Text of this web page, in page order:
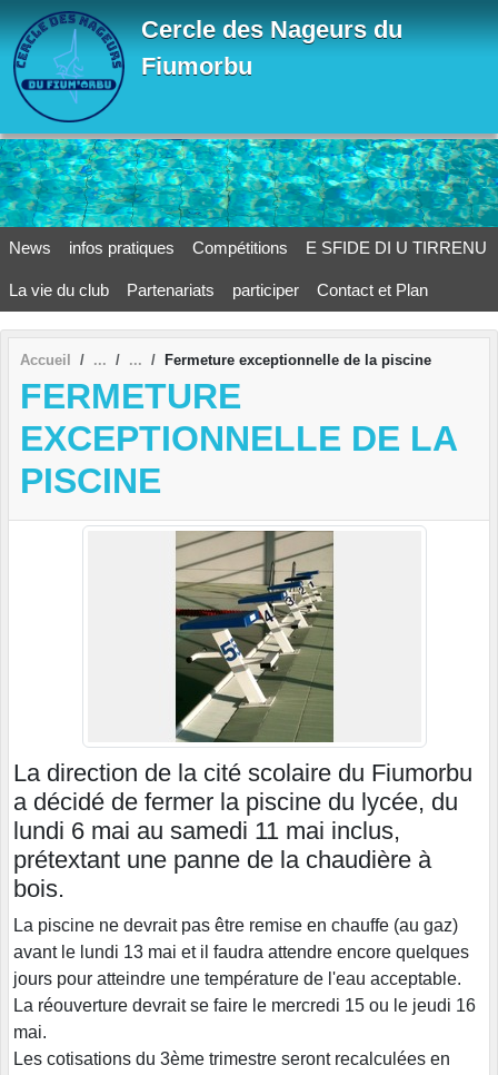
Cercle des Nageurs du
Fiumorbu
News infos pratiques Compétitions E SFIDE DI U TIRRENU
La vie du club Partenariats participer Contact et Plan
Accueil Fermeture exceptionnelle de la piscine
FERMETURE
EXCEPTIONNELLE DE LA
PISCINE
La direction de la cité scolaire du Fiumorbu
a décidé de fermer la piscine du lycée, du
lundi 6 mai au samedi 11 mai inclus,
prétextant une panne de la chaudière à
bois.
La piscine ne devrait pas être remise en chauffe (au gaz)
avant le lundi 13 mai et il faudra attendre encore quelques
jours pour atteindre une température de l'eau acceptable.
La réouverture devrait se faire le mercredi 15 ou le jeudi 16
mai.
Les cotisations du 3ème trimestre seront recalculées en
Panneau de gestion des cookies